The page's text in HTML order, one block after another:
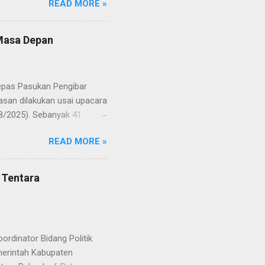
menuntaskan
kebangsaan yang
rasa bangga dan
pelatih, serta para
READ MORE »
Depan
Pasukan Pengibar
dilakukan usai upacara
2025). Sebanyak 41
menuntaskan
kebangsaan yang
rasa bangga dan
pelatih, serta para
generasi penerus
READ MORE »
Bidang Politik
Kabupaten